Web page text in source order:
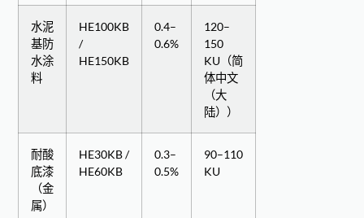
水泥
基防
水涂
料
HE100KB
/
HE150KB
0.4–
0.6%
120–
150
KU（简
体中文
（大
陆））
耐酸
底漆
（金
属）
HE30KB /
HE60KB
0.3–
0.5%
90–110
KU